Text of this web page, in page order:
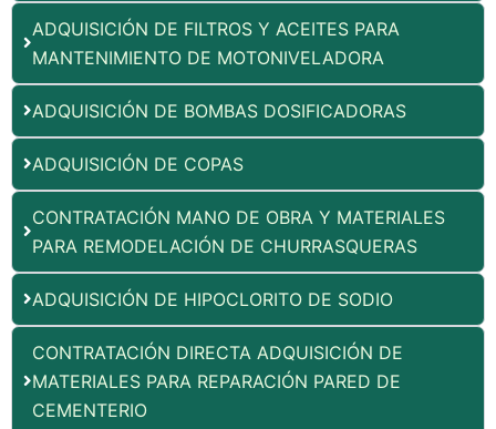
ADQUISICIÓN DE FILTROS Y ACEITES PARA
MANTENIMIENTO DE MOTONIVELADORA
ADQUISICIÓN DE BOMBAS DOSIFICADORAS
ADQUISICIÓN DE COPAS
CONTRATACIÓN MANO DE OBRA Y MATERIALES
PARA REMODELACIÓN DE CHURRASQUERAS
ADQUISICIÓN DE HIPOCLORITO DE SODIO
CONTRATACIÓN DIRECTA ADQUISICIÓN DE
MATERIALES PARA REPARACIÓN PARED DE
CEMENTERIO